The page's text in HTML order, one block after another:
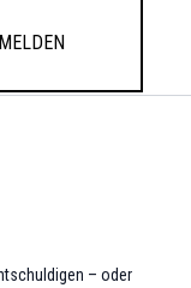
– oder